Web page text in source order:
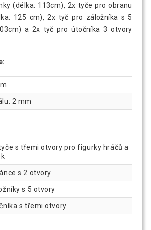
(délka: 113cm), 2x tyče pro obranu
125 cm), 2x tyč pro záložníka s 5
a 2x tyč pro útočníka 3 otvory
2 mm
s třemi otvory pro figurky hráčů a
s 2 otvory
s 5 otvory
s třemi otvory